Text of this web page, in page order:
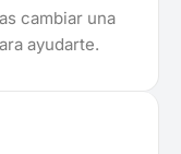
cambiar una
ayudarte.